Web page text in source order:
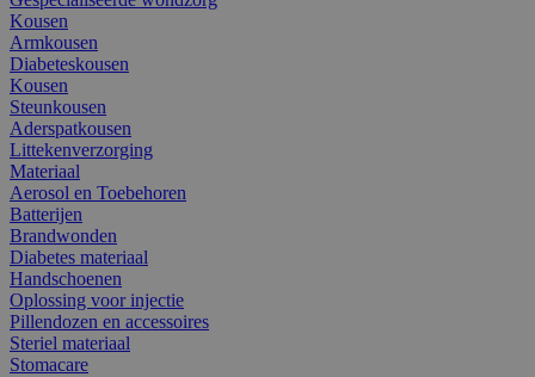
Kousen
Armkousen
Diabeteskousen
Kousen
Steunkousen
Aderspatkousen
Littekenverzorging
Materiaal
Aerosol en Toebehoren
Batterijen
Brandwonden
Diabetes materiaal
Handschoenen
Oplossing voor injectie
Pillendozen en accessoires
Steriel materiaal
Stomacare